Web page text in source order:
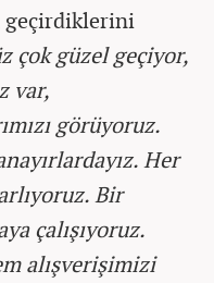
geçirdiklerini
çok güzel geçiyor,
var,
görüyoruz.
Her
Bir
çalışıyoruz.
alışverişimizi